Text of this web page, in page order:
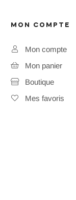
MON COMPTE
Mon compte
Mon panier
Boutique
Mes favoris